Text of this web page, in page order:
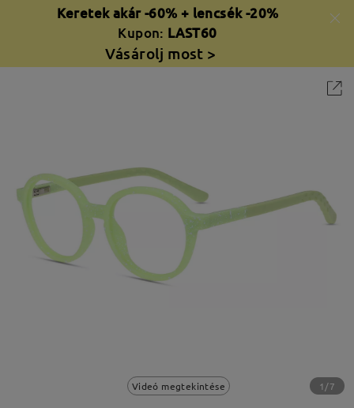
Keretek akár -60% + lencsék -20%
Kupon: LAST60
Vásárolj most >
Videó megtekintése 1/7